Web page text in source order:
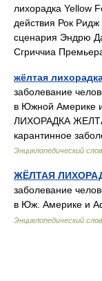
лихорадка Yellow
действия Рок
сценария Эндрю
Сгриччиа
жёлтая
заболевание
в Южной Америке
ЛИХОРАДКА
карантинное
Энциклопедический
ЖЁЛТАЯ
заболевание
в Юж. Америке и
Энциклопедический